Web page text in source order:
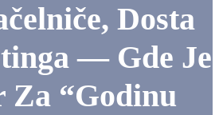
Dosta
— Gde Je
Za “Godinu